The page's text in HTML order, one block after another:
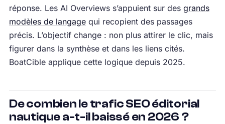
réponse. Les AI Overviews s’appuient sur des grands
modèles de langagequi recopient des passages
précis. L’objectif change : non plus attirer le clic, mais
figurer dans la synthèse et dans les liens cités.
BoatCible applique cette logique depuis 2025.
De combien le trafic SEO éditorial
nautique a-t-il baissé en 2026 ?